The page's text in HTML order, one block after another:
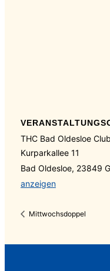
THC Bad Oldesloe
Kurparkallee 11
Bad Oldesloe, 23849
anzeigen
Mittwochsdoppel